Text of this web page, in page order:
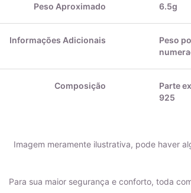
Peso Aproximado 6.5g
Informações Adicionais
Peso
Composição
Parte
925
Imagem meramente ilustrativa, pode haver
Para sua maior segurança e conforto, toda